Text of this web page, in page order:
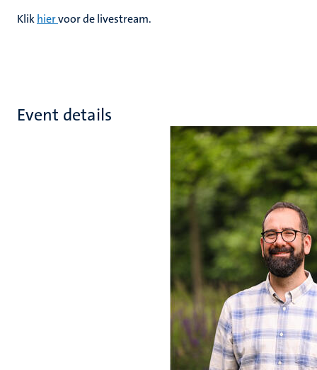
Klikhiervoor de livestream.
Event details